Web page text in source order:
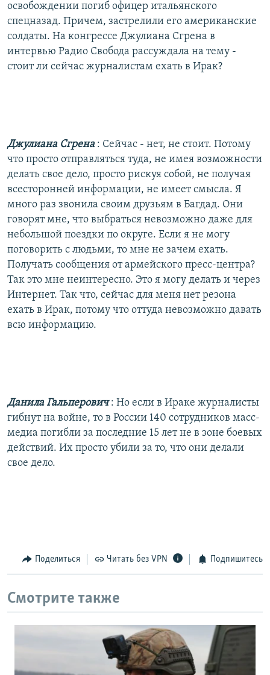
освобождении погиб офицер итальянского
спецназад. Причем, застрелили его американские
солдаты. На конгрессе Джулиана Сгрена в
интервью Радио Свобода рассуждала на тему -
стоит ли сейчас журналистам ехать в Ирак?
Джулиана Сгрена : Сейчас - нет, не стоит. Потому
что просто отправляться туда, не имея возможности
делать свое дело, просто рискуя собой, не получая
всесторонней информации, не имеет смысла. Я
много раз звонила своим друзьям в Багдад. Они
говорят мне, что выбраться невозможно даже для
небольшой поездки по округе. Если я не могу
поговорить с людьми, то мне не зачем ехать.
Получать сообщения от армейского пресс-центра?
Так это мне неинтересно. Это я могу делать и через
Интернет. Так что, сейчас для меня нет резона
ехать в Ирак, потому что оттуда невозможно давать
всю информацию.
Данила Гальперович: Но если в Ираке журналисты
гибнут на войне, то в России 140 сотрудников масс-
медиа погибли за последние 15 лет не в зоне боевых
действий. Их просто убили за то, что они делали
свое дело.
Поделиться Читать без VPN Подпишитесь
Смотрите также